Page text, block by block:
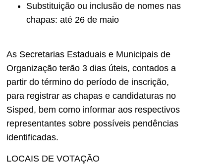
Substituição ou inclusão de nomes nas
chapas: até 26 de maio
As Secretarias Estaduais e Municipais de
Organização terão 3 dias úteis, contados a
partir do término do período de inscrição,
para registrar as chapas e candidaturas no
Sisped, bem como informar aos respectivos
representantes sobre possíveis pendências
identificadas.
LOCAIS DE VOTAÇÃO